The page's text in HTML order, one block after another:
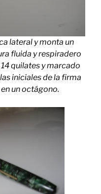
lateral y monta un
fluida y respiradero
quilates y marcado
iniciales de la firma
un octágono.